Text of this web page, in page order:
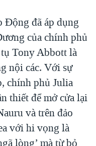
đã áp dụng
của chính phủ
Tony Abbott là
nội các. Với sự
chính phủ Julia
thiết để mở cửa lại
và trên đảo
với hi vọng là
lòng’ mà từ bỏ